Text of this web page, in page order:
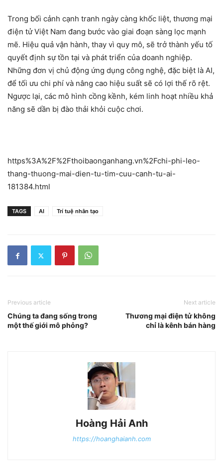
Trong bối cảnh cạnh tranh ngày càng khốc liệt, thương mại
điện tử Việt Nam đang bước vào giai đoạn sàng lọc mạnh
mẽ. Hiệu quả vận hành, thay vì quy mô, sẽ trở thành yếu tố
quyết định sự tồn tại và phát triển của doanh nghiệp.
Những đơn vị chủ động ứng dụng công nghệ, đặc biệt là AI,
để tối ưu chi phí và nâng cao hiệu suất sẽ có lợi thế rõ rệt.
Ngược lại, các mô hình cồng kềnh, kém linh hoạt nhiều khả
năng sẽ dần bị đào thải khỏi cuộc chơi.
https%3A%2F%2Fthoibaonganhang.vn%2Fchi-phi-leo-
thang-thuong-mai-dien-tu-tim-cuu-canh-tu-ai-
181384.html
TAGS AI Trí tuệ nhân tạo
Previous article
Chúng ta đang sống trong
một thế giới mô phỏng?
Next article
Thương mại điện tử không
chỉ là kênh bán hàng
Hoàng Hải Anh
https://hoanghaianh.com